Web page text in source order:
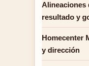
Alineaciones
resultado y
Homecenter
y dirección